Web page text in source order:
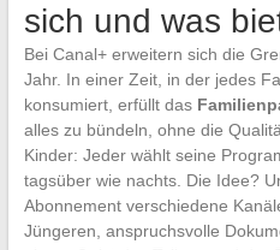
sich und was
Bei Canal+ erweitern sich die
Jahr. In einer Zeit, in der jedes
konsumiert, erfüllt das
alles zu bündeln, ohne die
Kinder: Jeder wählt seine
tagsüber wie nachts. Die Idee?
Abonnement verschiedene
Jüngeren, anspruchsvolle